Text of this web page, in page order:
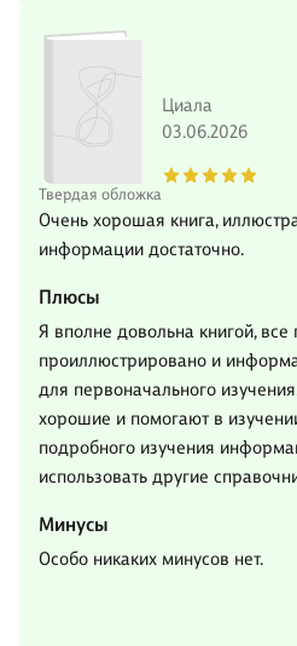
Твердая обложка
Циала
03.06.2026
Очень хорошая книга,
информации достаточно.
Плюсы
Я вполне довольна книгой,
проиллюстрировано и
для первоначального
хорошие и помогают в
подробного изучения
использовать другие
Минусы
Особо никаких минусов нет.